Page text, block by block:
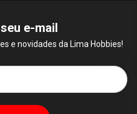
e-mail
e novidades da Lima Hobbies!